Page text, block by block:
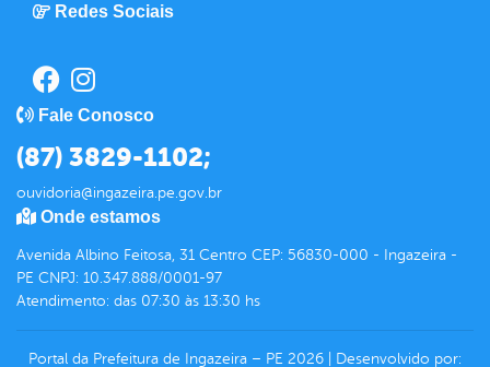
Redes Sociais
Fale Conosco
(87) 3829-1102;
ouvidoria@ingazeira.pe.gov.br
Onde estamos
Avenida Albino Feitosa, 31 Centro CEP: 56830-000 - Ingazeira -
PE CNPJ: 10.347.888/0001-97
Atendimento: das 07:30 às 13:30 hs
Portal da Prefeitura de Ingazeira – PE 2026 Desenvolvido por: